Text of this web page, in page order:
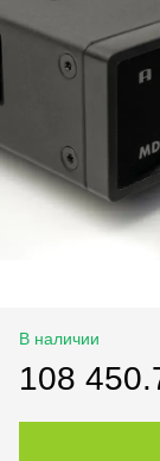
В наличии
108